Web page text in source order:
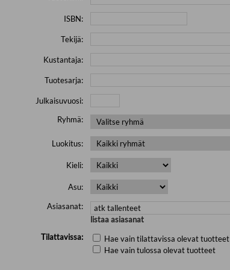
ISBN:
Tekijä:
Kustantaja:
Tuotesarja:
Julkaisuvuosi:
Ryhmä:
Luokitus:
Kieli:
Asu:
Asiasanat:
listaa asiasanat
Tilattavissa:
Hae vain tilattavissa olevat tuotteet
Hae vain tulossa olevat tuotteet